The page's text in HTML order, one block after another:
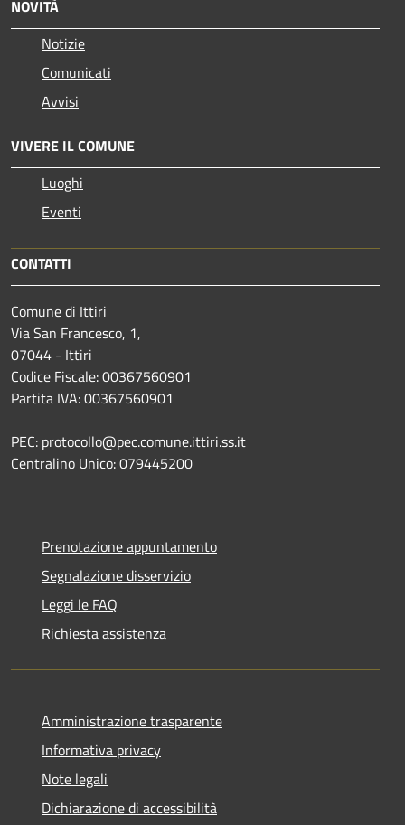
NOVITÀ
Notizie
Comunicati
Avvisi
VIVERE IL COMUNE
Luoghi
Eventi
CONTATTI
Comune di Ittiri
Via San Francesco, 1,
07044 - Ittiri
Codice Fiscale: 00367560901
Partita IVA: 00367560901
PEC: protocollo@pec.comune.ittiri.ss.it
Centralino Unico: 079445200
Prenotazione appuntamento
Segnalazione disservizio
Leggi le FAQ
Richiesta assistenza
Amministrazione trasparente
Informativa privacy
Note legali
Dichiarazione di accessibilità